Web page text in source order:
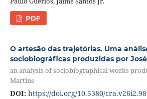
PDF
O artesão das trajetórias. Uma
sociobiográficas produzidas por
an analysis of sociobiographical works
Martins
DOI: https://doi.org/10.5380/